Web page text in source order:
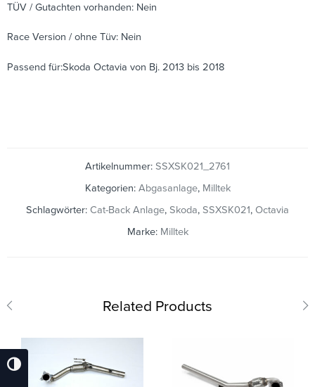
Umschalten Auf Hohe Kontraste
TÜV / Gutachten vorhanden: Nein
Race Version / ohne Tüv: Nein
Passend für:Skoda Octavia von Bj. 2013 bis 2018
Artikelnummer: SSXSK021_2761
Kategorien: Abgasanlage, Milltek
Schlagwörter: Cat-Back Anlage, Skoda, SSXSK021, Octavia
Marke: Milltek
Related Products